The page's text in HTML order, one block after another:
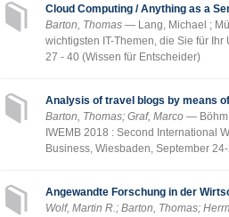
Cloud Computing / Anything as a
Barton, Thomas
Lang, Michael ;
wichtigsten IT-Themen, die Sie für
27 - 40 (Wissen für Entscheider)
Analysis of travel blogs by means
Barton, Thomas; Graf, Marco
IWEMB 2018 : Second International
Business, Wiesbaden, September
Angewandte Forschung in der
Wolf, Martin R.; Barton, Thomas;